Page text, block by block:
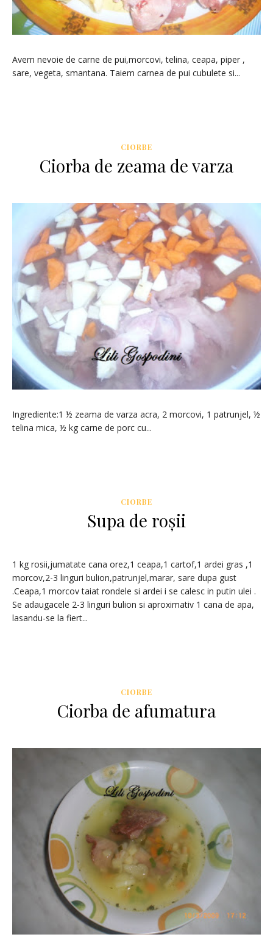
Avem nevoie de carne de pui,morcovi, telina, ceapa, piper ,
sare, vegeta, smantana. Taiem carnea de pui cubulete si...
CIORBE
Ciorba de zeama de varza
Ingrediente:1 ½ zeama de varza acra, 2 morcovi, 1 patrunjel, ½
telina mica, ½ kg carne de porc cu...
CIORBE
Supa de roșii
1 kg rosii,jumatate cana orez,1 ceapa,1 cartof,1 ardei gras ,1
morcov,2-3 linguri bulion,patrunjel,marar, sare dupa gust
.Ceapa,1 morcov taiat rondele si ardei i se calesc in putin ulei .
Se adaugacele 2-3 linguri bulion si aproximativ 1 cana de apa,
lasandu-se la fiert...
CIORBE
Ciorba de afumatura